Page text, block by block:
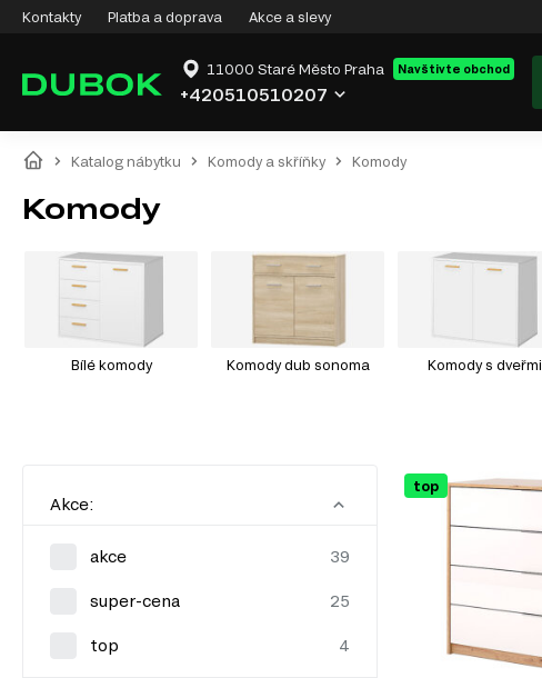
Kontakty Platba a doprava Akce a slevy
11000 Staré Město Praha Navštivte obchod
+420510510207
Katalog nábytku Komody a skříňky Komody
Komody
Bílé komody Komody dub sonoma Komody s dveřmi
Akce:
akce
super-cena
top
top